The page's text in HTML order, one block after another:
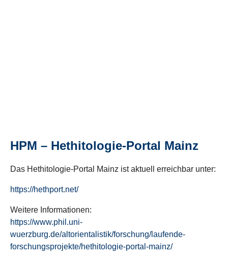
HPM – Hethitologie-Portal Mainz
Das Hethitologie-Portal Mainz ist aktuell erreichbar unter:
https://hethport.net/
Weitere Informationen:
https://www.phil.uni-
wuerzburg.de/altorientalistik/forschung/laufende-
forschungsprojekte/hethitologie-portal-mainz/